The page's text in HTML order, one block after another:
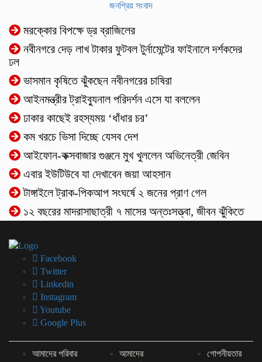
জনপ্রিয় সংবাদ
মরক্কোর বিপক্ষে ড্র ব্রাজিলের
নবীনগরে দেড় লাখ টাকার ফুটবল টুর্নামেন্টের ফাইনালে দর্শকদের
ঢল
ভাসমান কৃষিতে ঝুঁকছেন নবীনগরের চাষিরা
আইনমন্ত্রীর ট্রাইব্যুনাল পরিদর্শন এসে যা বললেন
ঢাকার কাছেই রহস্যময় ‘ধাঁধার চর’
কম খরচে ভিসা দিচ্ছে যেসব দেশ
আইফোন-কক্সবাজার গুঞ্জনে মুখ খুললেন অভিনেত্রী জেবিন
এবার ইউটিউবে যা দেখাবেন জয়া আহসান
টাঙ্গাইলে ট্রাক-পিকআপ সংঘর্ষে ২ জনের প্রাণ গেল
১২ বছরের মাদরাসাছাত্রী ৭ মাসের অন্তঃসত্ত্বা, জীবন ঝুঁকিতে
Facebook
Twitter
Linkedin
Instagram
Youtube
Google Plus
আমাদের পরিবার
আমাদের
গোপনীয়তার